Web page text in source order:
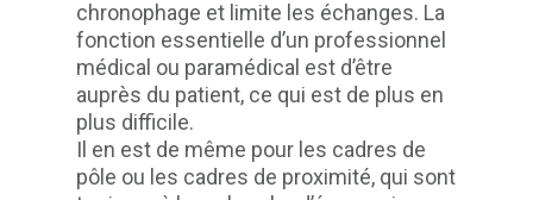
chronophage et limite les échanges. La
fonction essentielle d’un professionnel
médical ou paramédical est d’être
auprès du patient, ce qui est de plus en
plus difficile.
Il en est de même pour les cadres de
pôle ou les cadres de proximité, qui sont